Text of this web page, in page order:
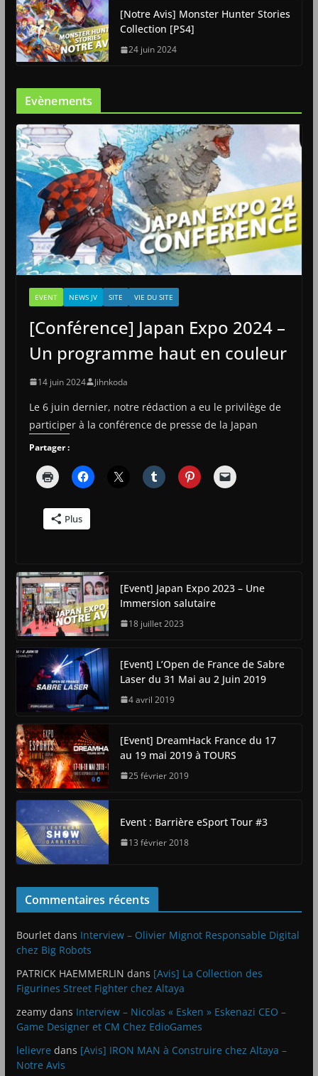
[Notre Avis] Monster Hunter Stories
Collection [PS4]
24 juin 2024
Evènements
EVENT NEWS JV SITE VIE DU SITE
[Conférence] Japan Expo 2024 –
Un programme haut en couleur
14 juin 2024 Jihnkoda
Le 6 juin dernier, notre rédaction a eu le privilège de
participer à la conférence de presse de la Japan
Partager :
Plus
[Event] Japan Expo 2023 – Une
Immersion salutaire
18 juillet 2023
[Event] L’Open de France de Sabre
Laser du 31 Mai au 2 Juin 2019
4 avril 2019
[Event] DreamHack France du 17
au 19 mai 2019 à TOURS
25 février 2019
Event : Barrière eSport Tour #3
13 février 2018
Commentaires récents
Bourletdans Interview – Olivier Mignot Responsable Digital
chez Big Robots
PATRICK HAEMMERLIN dans [Avis] La Collection des
Figurines Street Fighter chez Altaya
zeamydans Interview – Nicolas « Esken » Eskenazi CEO –
Game Designer et CM Chez EdioGames
lelievre dans [Avis] IRON MAN à Construire chez Altaya –
Notre Avis